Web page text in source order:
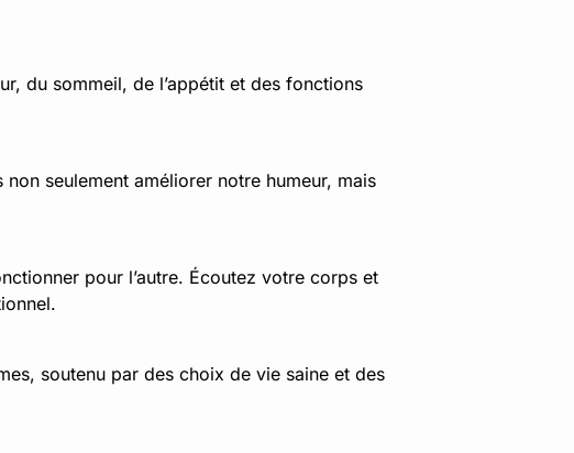
du sommeil, de l’appétit et des fonctions
seulement améliorer notre humeur, mais
pour l’autre. Écoutez votre corps et
soutenu par des choix de vie saine et des